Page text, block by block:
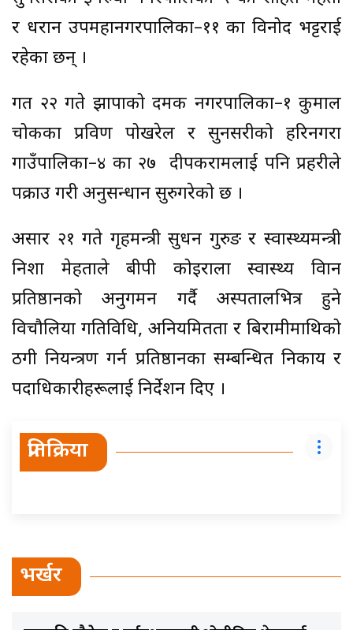
र धरान उपमहानगरपालिका–११ का विनोद भट्टराई
रहेका छन् ।
गत २२ गते झापाको दमक नगरपालिका–१ कुमाल
चोकका प्रविण पोखरेल र सुनसरीको हरिनगरा
गाउँपालिका–४ का २७ दीपकरामलाई पनि प्रहरीले
पक्राउ गरी अनुसन्धान सुरुगरेको छ ।
असार २१ गते गृहमन्त्री सुधन गुरुङ र स्वास्थ्यमन्त्री
निशा मेहताले बीपी कोइराला स्वास्थ्य विज्ञान
प्रतिष्ठानको अनुगमन गर्दै अस्पतालभित्र हुने
विचौलिया गतिविधि, अनियमितता र बिरामीमाथिको
ठगी नियन्त्रण गर्न प्रतिष्ठानका सम्बन्धित निकाय र
पदाधिकारीहरूलाई निर्देशन दिए ।
प्रतिक्रिया
भर्खर